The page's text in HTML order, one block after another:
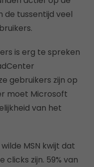
de tussentijd veel
is erg te spreken
gebruikers zijn op
moet Microsoft
van het
MSN kwijt dat
zijn. 59% van